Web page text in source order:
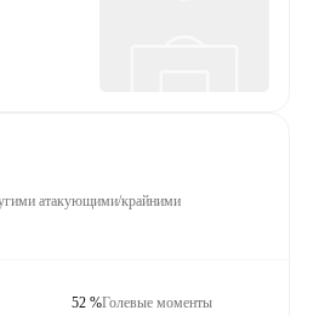
атакующими/крайними
Голевые моменты
52 %